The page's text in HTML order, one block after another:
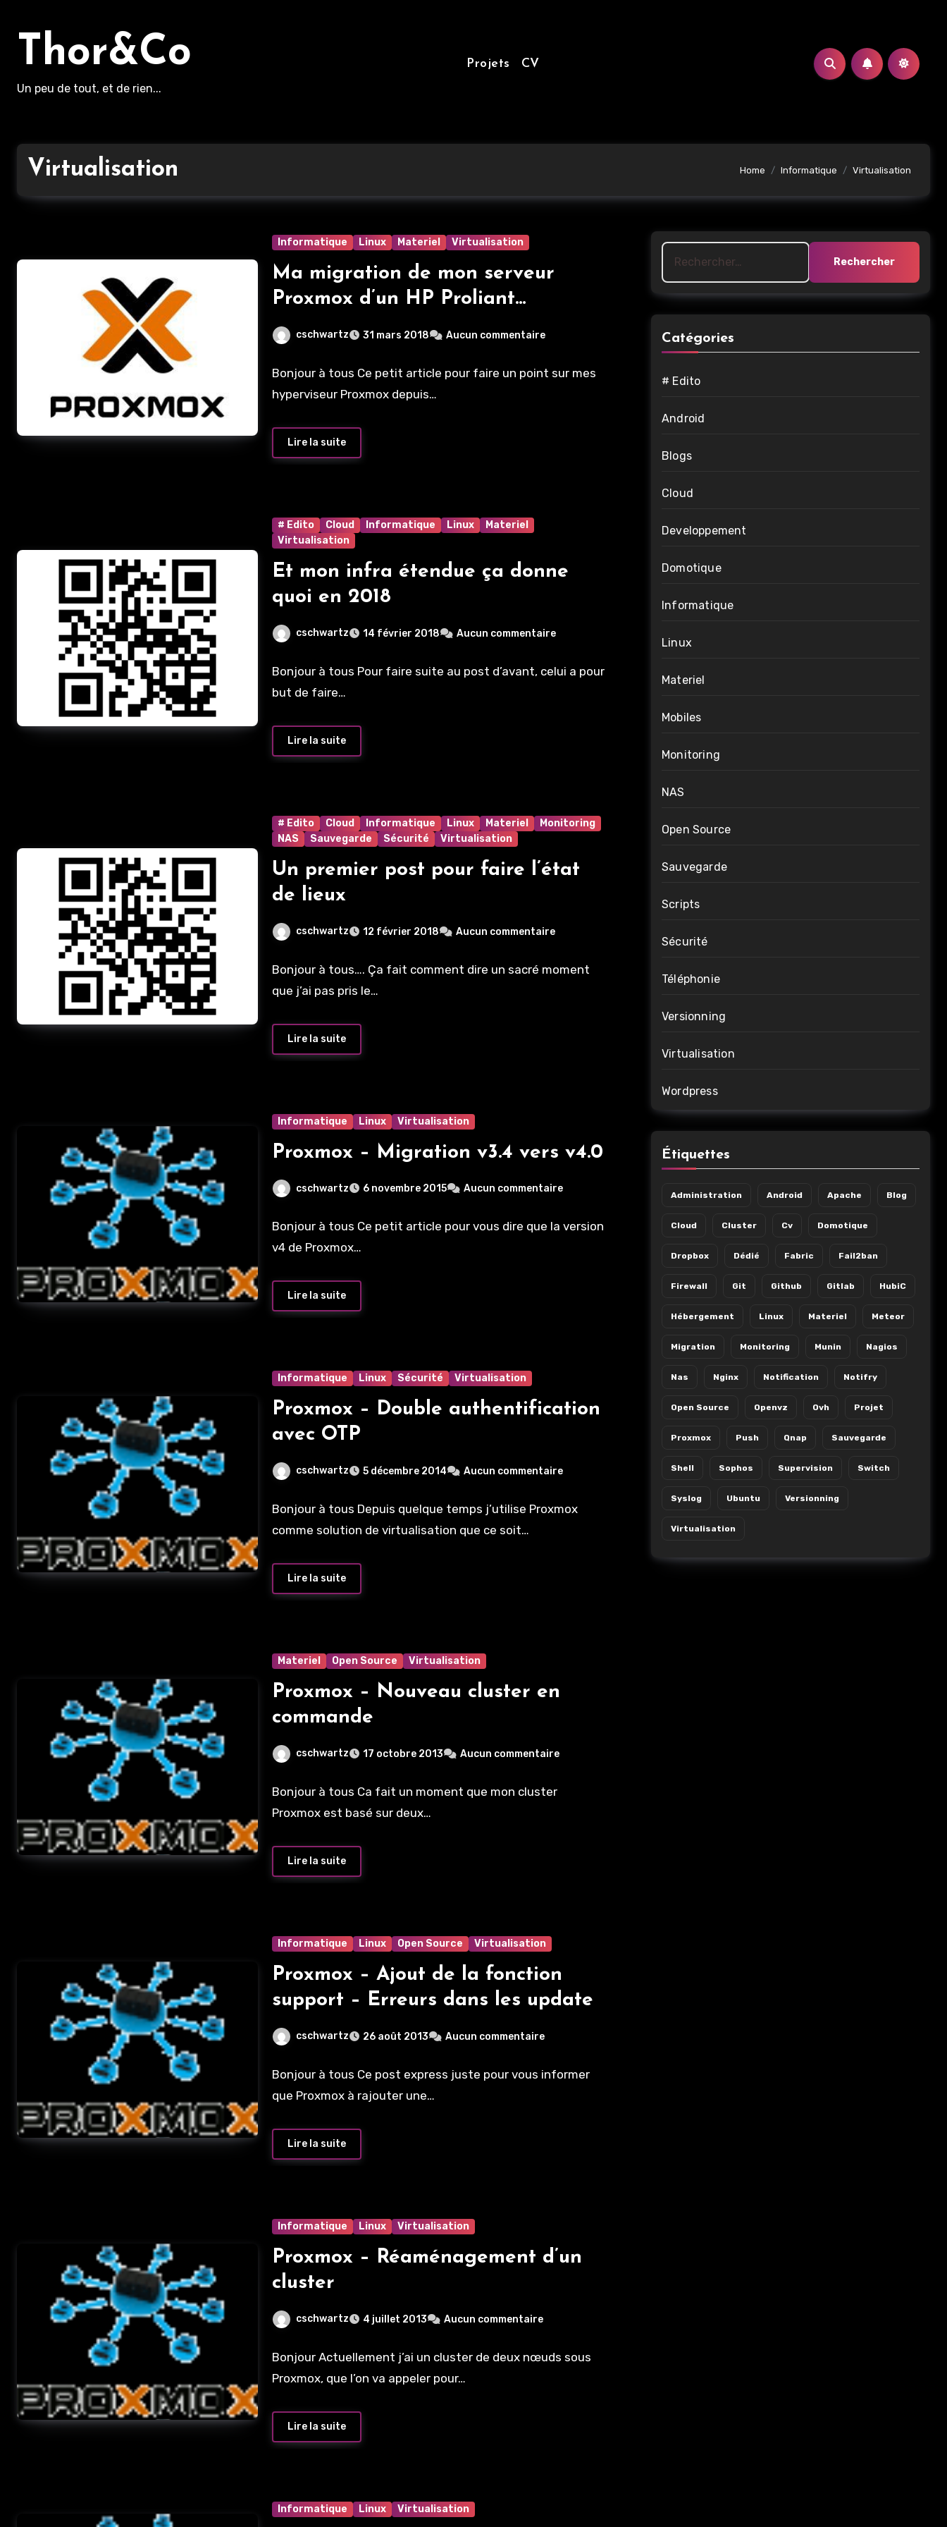
principalThor&Co
Un peu de tout, et de rien...
Projets CV
Virtualisation Home Informatique Virtualisation
Informatique Linux Materiel Virtualisation
Ma migration de mon serveur
Proxmox d’un HP Proliant
MicroServer N54L vers un serveur
IBM x3650 M3
cschwartz 31 mars 2018 Aucun commentaire
Bonjour à tous Ce petit article pour faire un point sur mes
hyperviseur Proxmox depuis…
Lire la suite
# Edito Cloud Informatique Linux
Materiel
Virtualisation
Et mon infra étendue ça donne
quoi en 2018
cschwartz 14 février 2018 Aucun commentaire
Bonjour à tous Pour faire suite au post d’avant, celui a pour
but de faire…
Lire la suite
# Edito Cloud Informatique Linux Materiel
Monitoring
NAS
Sauvegarde Sécurité Virtualisation
Un premier post pour faire l’état
de lieux
cschwartz 12 février 2018 Aucun commentaire
Bonjour à tous…. Ça fait comment dire un sacré moment
que j’ai pas pris le…
Lire la suite
Informatique Linux Virtualisation
Proxmox – Migration v3.4 vers v4.0
cschwartz 6 novembre 2015 Aucun commentaire
Bonjour à tous Ce petit article pour vous dire que la version
v4 de Proxmox…
Lire la suite
Informatique Linux Sécurité Virtualisation
Proxmox – Double authentification
avec OTP
cschwartz 5 décembre 2014 Aucun commentaire
Bonjour à tous Depuis quelque temps j’utilise Proxmox
comme solution de virtualisation que ce soit…
Lire la suite
Materiel Open Source Virtualisation
Proxmox – Nouveau cluster en
commande
cschwartz 17 octobre 2013 Aucun commentaire
Bonjour à tous Ca fait un moment que mon cluster
Proxmox est basé sur deux…
Lire la suite
Informatique Linux Open Source Virtualisation
Proxmox – Ajout de la fonction
support – Erreurs dans les update
cschwartz 26 août 2013 Aucun commentaire
Bonjour à tous Ce post express juste pour vous informer
que Proxmox à rajouter une…
Lire la suite
Informatique Linux Virtualisation
Proxmox – Réaménagement d’un
cluster
cschwartz 4 juillet 2013 Aucun commentaire
Bonjour Actuellement j’ai un cluster de deux nœuds sous
Proxmox, que l’on va appeler pour…
Lire la suite
Informatique Linux Virtualisation
Rechercher :
Catégories
# Edito
Android
Blogs
Cloud
Developpement
Domotique
Informatique
Linux
Materiel
Mobiles
Monitoring
NAS
Open Source
Sauvegarde
Scripts
Sécurité
Téléphonie
Versionning
Virtualisation
Wordpress
Étiquettes
Administration Android Apache Blog
Cloud Cluster Cv Domotique
Dropbox Dédié Fabric Fail2ban
Firewall Git Github Gitlab HubiC
Hébergement Linux Materiel Meteor
Migration Monitoring Munin Nagios
Nas Nginx Notification Notifry
Open Source Openvz Ovh Projet
Proxmox Push Qnap Sauvegarde
Shell Sophos Supervision Switch
Syslog Ubuntu Versionning
Virtualisation